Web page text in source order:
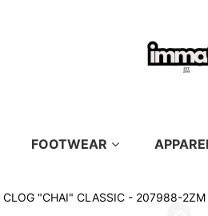
FOOTWEAR
CLOG "CHAI" CLASSIC - 207988-2ZM